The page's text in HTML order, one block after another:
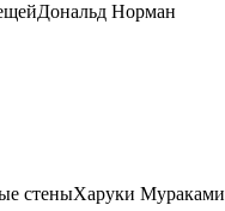
Дональд Норман
стеныХаруки Мураками